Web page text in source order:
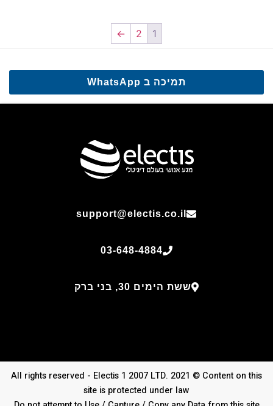
1
2
←
תמיכה ב WhatsApp
support@electis.co.il
03-648-4884
ששת הימים 30, בני ברק
All rights reserved - Electis 1 2007 LTD. 2021 © Content on this
site is protected under law